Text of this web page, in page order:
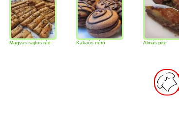
sajtos rúd Kakaós néró Almás pite